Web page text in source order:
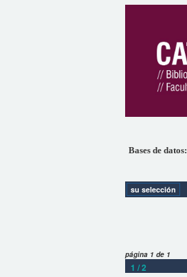
Bases de datos:
página 1 de 1
1 / 2